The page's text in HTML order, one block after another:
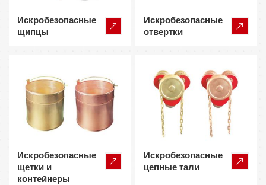
Искробезопасные
щипцы
Искробезопасные
отвертки
Искробезопасные
щетки и
контейнеры
Искробезопасные
цепные тали